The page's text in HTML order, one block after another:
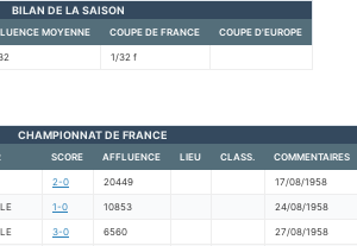
BILAN DE LA SAISON
MOYENNE COUPE DE FRANCE COUPE D'EUROPE
1/32 f
CHAMPIONNAT DE FRANCE
SCORE AFFLUENCE LIEU CLASS. COMMENTAIRES
2-0 20449 17/08/1958
1-0 10853 24/08/1958
3-0 6560 27/08/1958